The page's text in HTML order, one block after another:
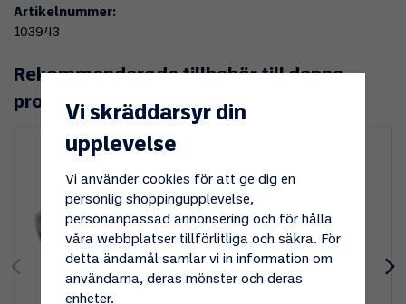
Artikelnummer:
103943
Rekommenderade tillbehör till denna
produkt
Vi skräddarsyr din
upplevelse
Vi använder cookies för att ge dig en
personlig shoppingupplevelse,
personanpassad annonsering och för hålla
våra webbplatser tillförlitliga och säkra. För
detta ändamål samlar vi in information om
användarna, deras mönster och deras
enheter.